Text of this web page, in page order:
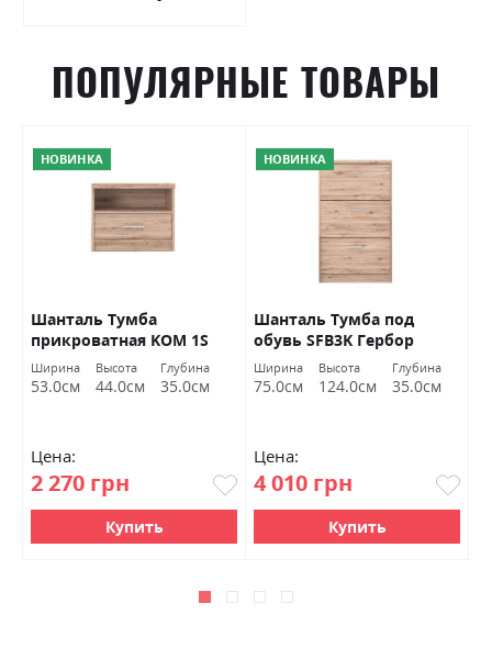
ПОПУЛЯРНЫЕ ТОВАРЫ
НОВИНКА
Шанталь Тумба
прикроватная KOM 1S
Гербор
Ширина
53.0см
Высота
44.0см
Глубина
35.0см
Цена:
2 270 грн
Купить
НОВИНКА
Шанталь Тумба под
обувь SFB3K Гербор
Ширина
75.0см
Высота
124.0см
Глубина
35.0см
Цена:
4 010 грн
Купить